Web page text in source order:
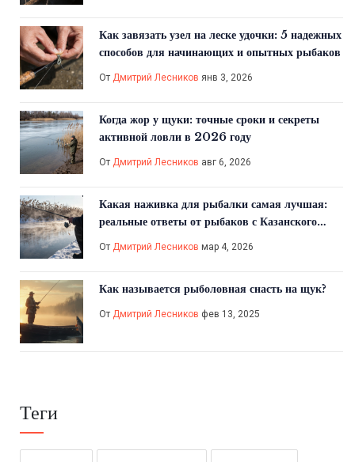
Как завязать узел на леске удочки: 5 надежных
способов для начинающих и опытных рыбаков
От Дмитрий Лесников янв 3, 2026
Когда жор у щуки: точные сроки и секреты
активной ловли в 2026 году
От Дмитрий Лесников авг 6, 2026
Какая наживка для рыбалки самая лучшая:
реальные ответы от рыбаков с Казанского
От Дмитрий Лесников мар 4, 2026
Как называется рыболовная снасть на щук?
От Дмитрий Лесников фев 13, 2025
Теги